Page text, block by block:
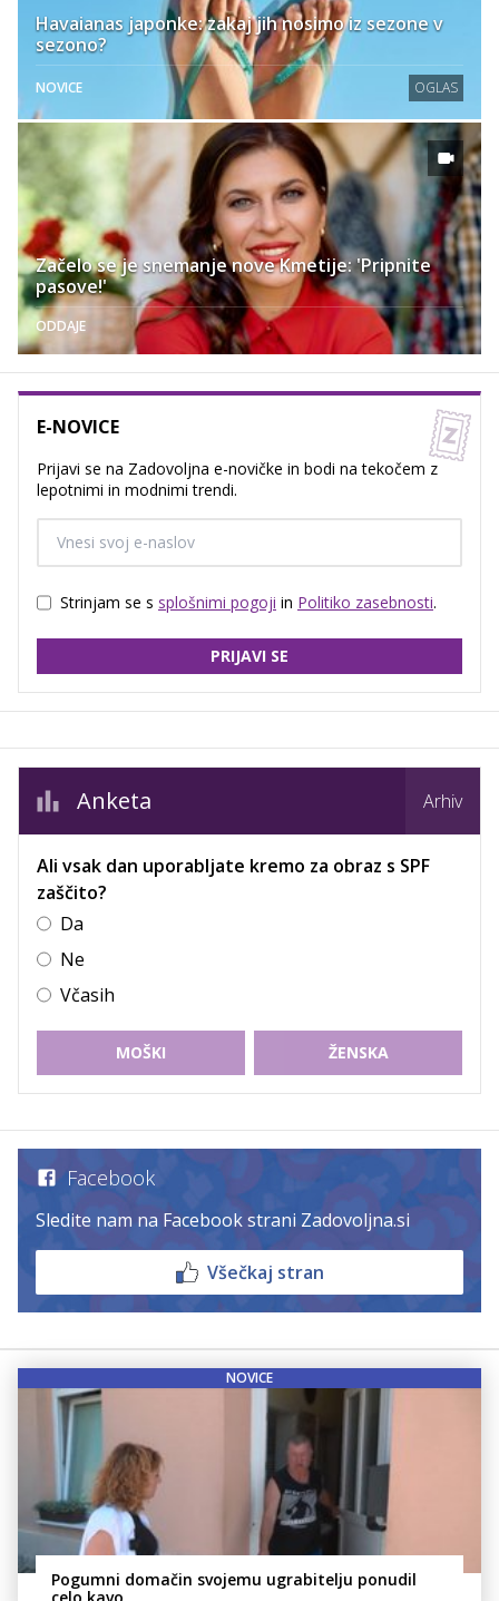
Havaianas japonke: zakaj jih nosimo iz sezone v
sezono?
NOVICE OGLAS
Začelo se je snemanje nove Kmetije: 'Pripnite
pasove!'
ODDAJE
E-NOVICE
Prijavi se na Zadovoljna e-novičke in bodi na tekočem z
lepotnimi in modnimi trendi.
Strinjam se s splošnimi pogoji in Politiko zasebnosti.
PRIJAVI SE
Anketa Arhiv
Ali vsak dan uporabljate kremo za obraz s SPF
zaščito?
Da
Ne
Včasih
MOŠKI ŽENSKA
Facebook
Sledite nam na Facebook strani Zadovoljna.si
Všečkaj stran
NOVICE
Pogumni domačin svojemu ugrabitelju ponudil